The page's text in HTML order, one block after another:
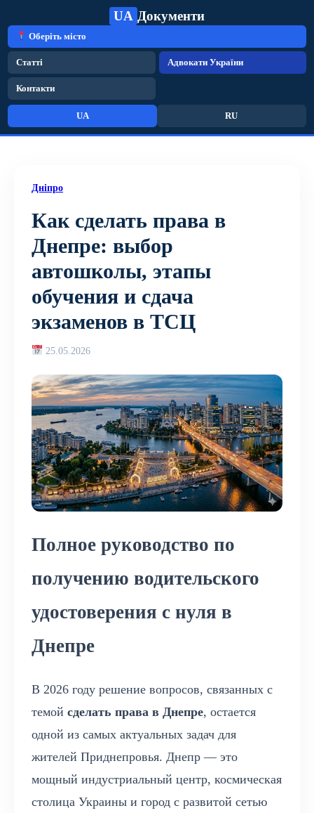
UA Документи
Оберіть місто
Статті Адвокати України
Контакти
UA RU
Дніпро
Как сделать права в
Днепре: выбор
автошколы, этапы
обучения и сдача
экзаменов в ТСЦ
25.05.2026
Полное руководство по
получению водительского
удостоверения с нуля в
Днепре
В 2026 году решение вопросов, связанных с
темой сделать права в Днепре, остается
одной из самых актуальных задач для
жителей Приднепровья. Днепр — это
мощный индустриальный центр, космическая
столица Украины и город с развитой сетью